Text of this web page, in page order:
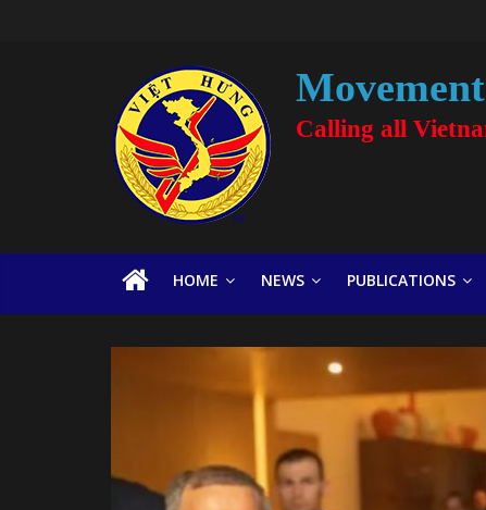
Calling all
HOME NEWS PUBLICATIONS